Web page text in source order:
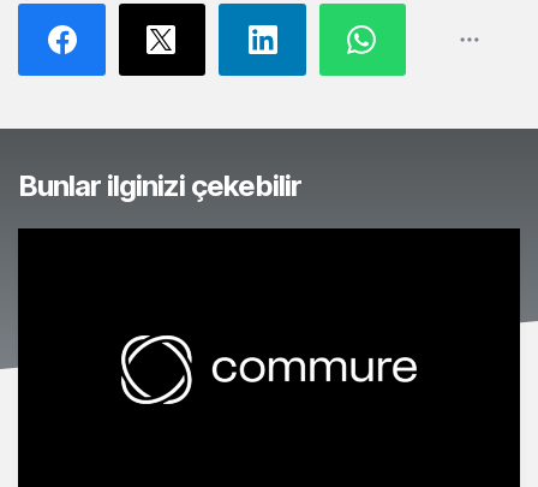
Bunlar ilginizi çekebilir